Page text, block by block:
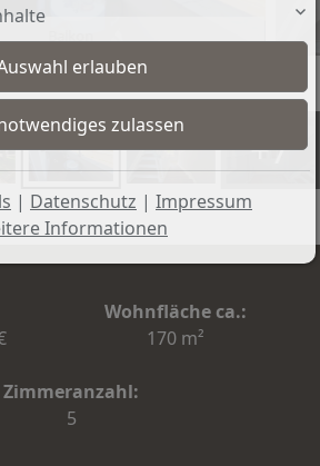
+7
Wohnfläche ca.:
170 m²
Zimmeranzahl:
5
| Datenschutz | Impressum
Informationen